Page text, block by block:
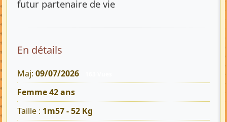
futur partenaire de vie
En détails
Maj: 09/07/2026
Femme 42 ans
Taille : 1m57 - 52 Kg